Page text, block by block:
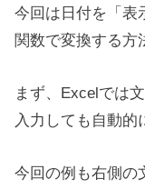
今回は日付を「表
関数で変換する方
まず、Excelでは
入力しても自動的
今回の例も右側の